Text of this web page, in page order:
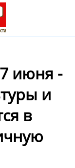
июня -
и
в